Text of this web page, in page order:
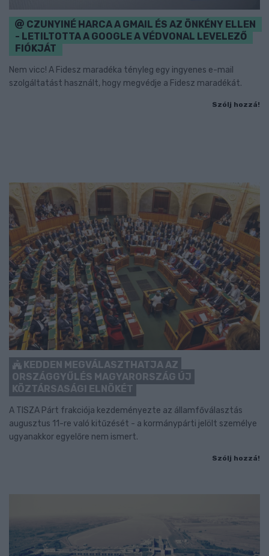
CZUNYINÉ HARCA A GMAIL ÉS AZ ÖNKÉNY ELLEN
- LETILTOTTA A GOOGLE A VÉDVONAL LEVELEZŐ
FIÓKJÁT
Nem vicc! A Fidesz maradéka tényleg egy ingyenes e-mail
szolgáltatást használt, hogy megvédje a Fidesz maradékát.
Szólj hozzá!
KEDDEN MEGVÁLASZTHATJA AZ
ORSZÁGGYŰLÉS MAGYARORSZÁG ÚJ
KÖZTÁRSASÁGI ELNÖKÉT
A TISZA Párt frakciója kezdeményezte az államfőválasztás
augusztus 11-re való kitűzését - a kormánypárti jelölt személye
ugyanakkor egyelőre nem ismert.
Szólj hozzá!